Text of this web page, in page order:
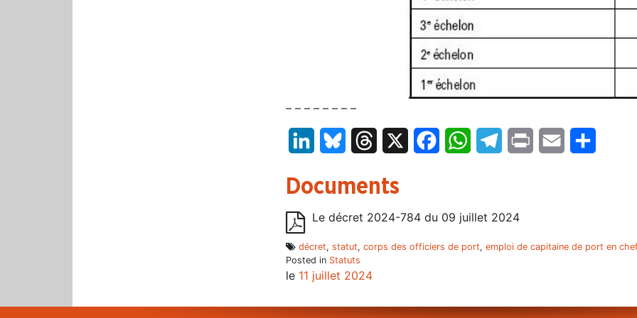
– – – – – – – –
LinkedInBluesky Threads FacebookWhatsAppTelegram
Print Email
Documents
Le décret 2024-784 du 09 juillet 2024
décret, statut, corps des officiers de port, emploi de capitaine de port en
Posted in Statuts
le 11 juillet 2024